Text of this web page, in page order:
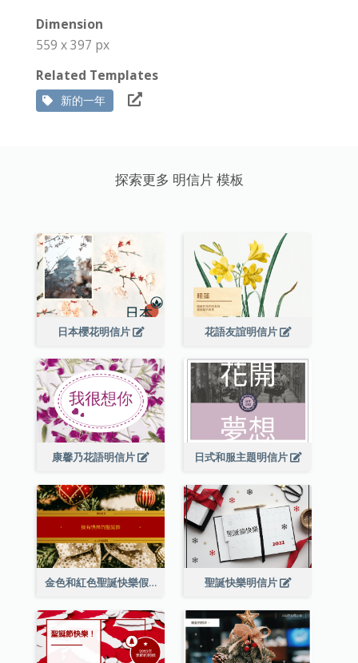
Dimension
559 x 397 px
Related Templates
新的一年
探索更多 明信片 模板
日本櫻花明信片 花語友誼明信片
康馨乃花語明信片 日式和服主題明信片
金色和紅色聖誕快樂假期明信片 聖誕快樂明信片